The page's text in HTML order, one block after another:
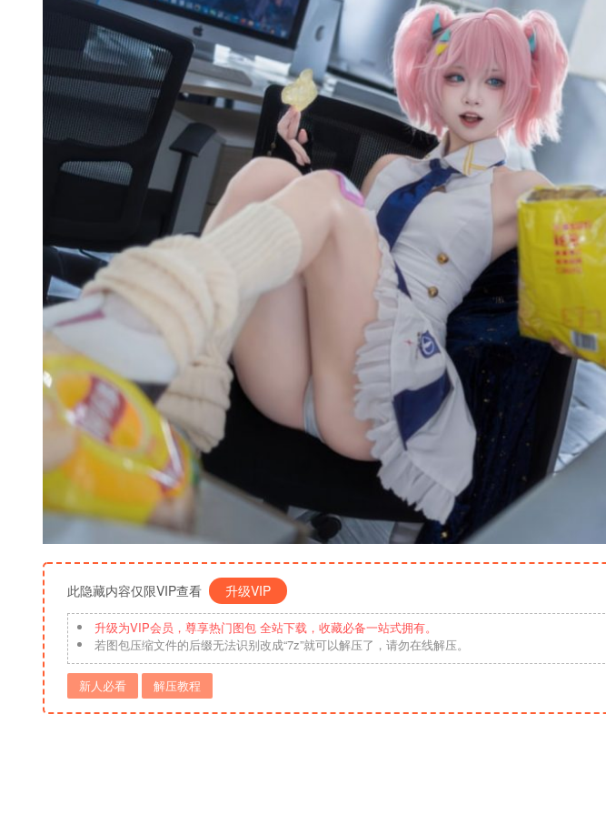
此隐藏内容仅限VIP查看 升级VIP
升级为VIP会员，尊享热门图包 全站下载，收藏必备一站式拥有。
若图包压缩文件的后缀无法识别改成“7z”就可以解压了，请勿在线解压。
新人必看 解压教程